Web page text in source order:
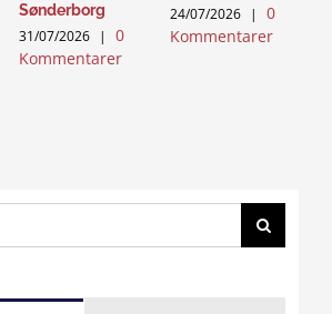
Sønderborg
31/07/2026 |
0
Kommentarer
24/07/2026 |
0
Kommentarer